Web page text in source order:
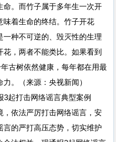
。而竹子属于多年生一次开
味着生命的终结。竹子开花
一种不可逆的、毁灭性的生理
，两者不能类比。如果看到
古树依然健康，每年都在用最
。（来源：央视新闻）
打击网络谣言典型案例
依法严厉打击网络谣言，安
的严打高压态势，切实维护